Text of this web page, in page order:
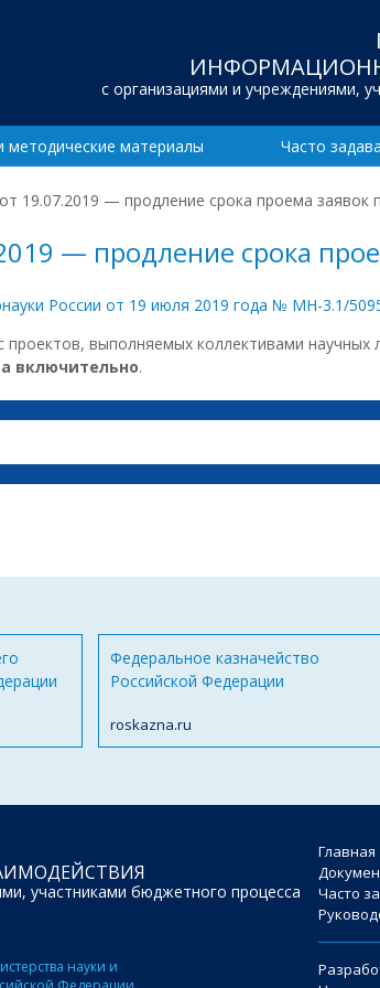
с организациями и учреждениями,
методические материалы Часто
19.07.2019 — продление срока проема заявок
— продление срока
России от 19 июля 2019 года № МН-3.1/
проектов, выполняемых коллективами научных
включительно.
Федеральное казначейство
Российской Федерации
roskazna.ru
участниками бюджетного процесса
науки и
Главная
Часто